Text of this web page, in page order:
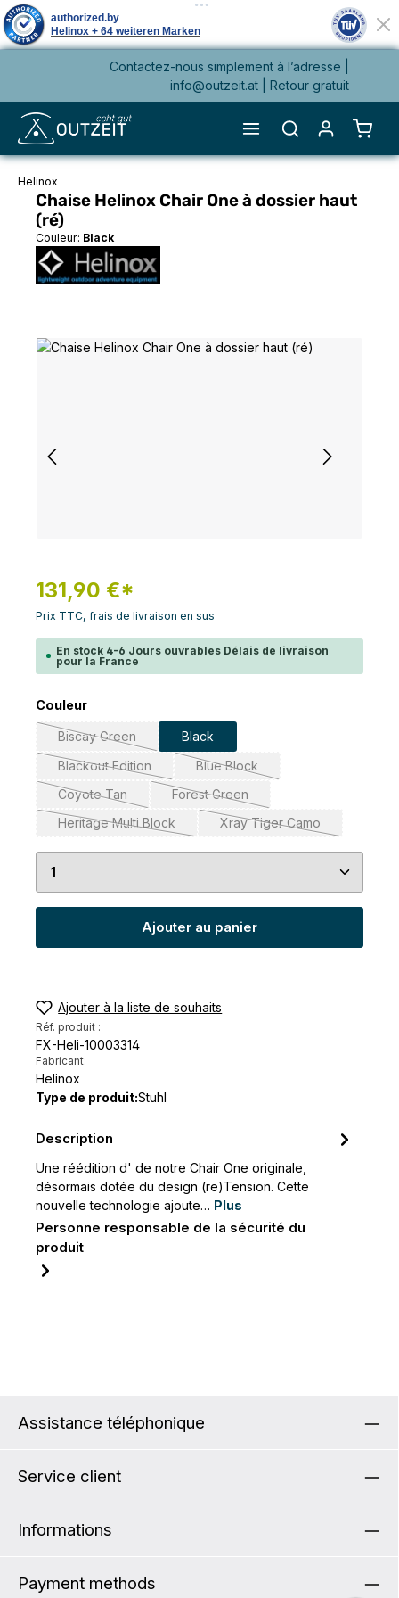
Contactez-nous simplement à l’adresse |
info@outzeit.at
| Retour gratuit
Le
Helinox
Chaise Helinox Chair One à dossier haut
(ré)
Couleur: Black
Ignorer la galerie d'images
131,90 €*
Prix TTC, frais de livraison en sus
En stock 4-6 Jours ouvrables Délais de livraison
pour la France
Sélectionnez
Couleur
Biscay Green
(Cette option n'est pas disponible pour le moment.)
Black
Blackout Edition
(Cette option n'est pas disponible pour le moment.)
Blue Block
(Cette option n'est pas
Coyote Tan
(Cette option n'est pas disponible pour le moment.)
Forest Green
(Cette option n'est pas disponible
Heritage Multi Block
(Cette option n'est pas disponible pour le moment.)
Xray Tiger Camo
(Cette option n'est pas
Quantité de produit : Entrez la quantité
Ajouter au panier
Ajouter à la liste de souhaits
Réf. produit :
FX-Heli-10003314
Fabricant:
Helinox
Type de produit:Stuhl
Description
Une réédition d' de notre Chair One originale,
désormais dotée du design (re)Tension. Cette
nouvelle technologie ajoute… Plus
Personne responsable de la sécurité du
produit
Assistance téléphonique
Service client
Informations
Payment methods